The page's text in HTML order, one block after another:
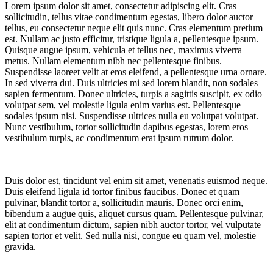
Lorem ipsum dolor sit amet, consectetur adipiscing elit. Cras
sollicitudin, tellus vitae condimentum egestas, libero dolor auctor
tellus, eu consectetur neque elit quis nunc. Cras elementum pretium
est. Nullam ac justo efficitur, tristique ligula a, pellentesque ipsum.
Quisque augue ipsum, vehicula et tellus nec, maximus viverra
metus. Nullam elementum nibh nec pellentesque finibus.
Suspendisse laoreet velit at eros eleifend, a pellentesque urna ornare.
In sed viverra dui. Duis ultricies mi sed lorem blandit, non sodales
sapien fermentum. Donec ultricies, turpis a sagittis suscipit, ex odio
volutpat sem, vel molestie ligula enim varius est. Pellentesque
sodales ipsum nisi. Suspendisse ultrices nulla eu volutpat volutpat.
Nunc vestibulum, tortor sollicitudin dapibus egestas, lorem eros
vestibulum turpis, ac condimentum erat ipsum rutrum dolor.
Duis dolor est, tincidunt vel enim sit amet, venenatis euismod neque.
Duis eleifend ligula id tortor finibus faucibus. Donec et quam
pulvinar, blandit tortor a, sollicitudin mauris. Donec orci enim,
bibendum a augue quis, aliquet cursus quam. Pellentesque pulvinar,
elit at condimentum dictum, sapien nibh auctor tortor, vel vulputate
sapien tortor et velit. Sed nulla nisi, congue eu quam vel, molestie
gravida.